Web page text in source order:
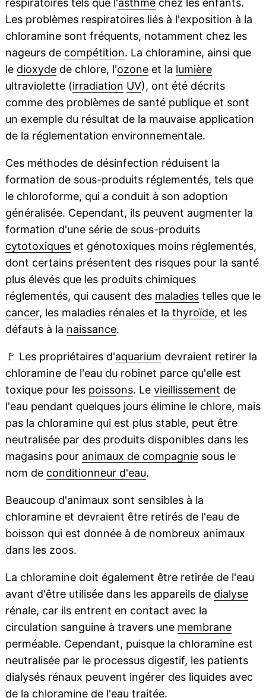
respiratoires tels que l'asthmechez les enfants.
Les problèmes respiratoires liés à l'exposition à la
chloramine sont fréquents, notamment chez les
nageurs de compétition. La chloramine, ainsi que
le dioxydede chlore, l'ozoneet la lumière
ultraviolette (irradiation UV), ont été décrits
comme des problèmes de santé publique et sont
un exemple du résultat de la mauvaise application
de la réglementation environnementale.
Ces méthodes de désinfection réduisent la
formation de sous-produits réglementés, tels que
le chloroforme, qui a conduit à son adoption
généralisée. Cependant, ils peuvent augmenter la
formation d'une série de sous-produits
cytotoxiqueset génotoxiques moins réglementés,
dont certains présentent des risques pour la santé
plus élevés que les produits chimiques
réglementés, qui causent des maladiestelles que le
cancer, les maladies rénales et la thyroïde, et les
défauts à la naissance.
🚩 Les propriétaires d'aquarium devraient retirer la
chloramine de l'eau du robinet parce qu'elle est
toxique pour les poissons. Le vieillissement de
l'eau pendant quelques jours élimine le chlore, mais
pas la chloramine qui est plus stable, peut être
neutralisée par des produits disponibles dans les
magasins pour animaux de compagniesous le
nom de conditionneur d'eau.
Beaucoup d'animaux sont sensibles à la
chloramine et devraient être retirés de l'eau de
boisson qui est donnée à de nombreux animaux
dans les zoos.
La chloramine doit également être retirée de l'eau
avant d'être utilisée dans les appareils de dialyse
rénale, car ils entrent en contact avec la
circulation sanguine à travers une membrane
perméable. Cependant, puisque la chloramine est
neutralisée par le processus digestif, les patients
dialysés rénaux peuvent ingérer des liquides avec
de la chloramine de l'eau traitée.